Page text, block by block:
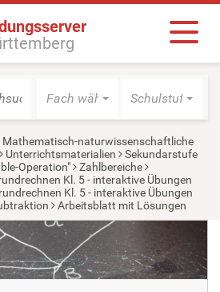
Fach wählen Schulstufe
Mathematisch-naturwissenschaftliche
Unterrichtsmaterialien
Sekundarstufe
Operation"
Zahlbereiche
Kl. 5 - interaktive Übungen
Kl. 5 - interaktive Übungen
Arbeitsblatt mit Lösungen